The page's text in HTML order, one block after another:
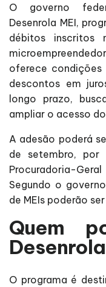
O governo
Desenrola MEI,
débitos inscritos
oferece
descontos em
longo prazo,
ampliar o acesso
A adesão poderá
de setembro, por
Procuradoria-
Segundo o
de MEIs poderão
Quem
O programa é